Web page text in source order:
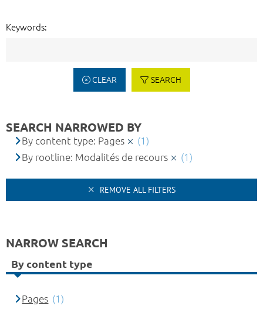
Keywords:
CLEAR SEARCH
SEARCH NARROWED BY
By content type: Pages
(1)
By rootline: Modalités de recours
(1)
REMOVE ALL FILTERS
NARROW SEARCH
By content type
Pages (1)